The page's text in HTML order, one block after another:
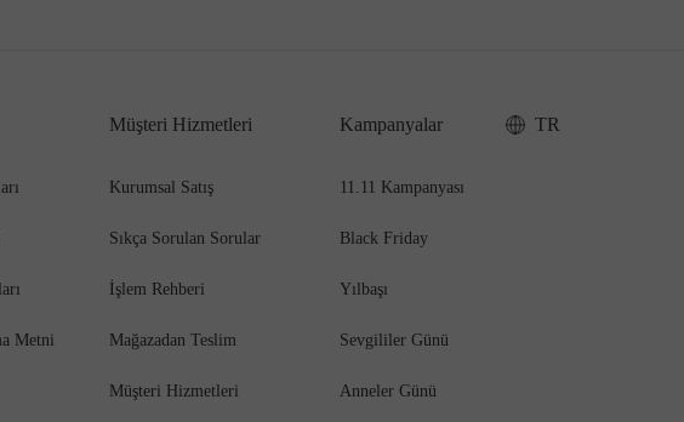
Espadril
Metni
Müşteri Hizmetleri
Kurumsal Satış
Sıkça Sorulan Sorular
İşlem Rehberi
Mağazadan Teslim
Müşteri Hizmetleri
Kampanyalar
11.11 Kampanyası
Black Friday
Yılbaşı
Sevgililer Günü
Anneler Günü
TR